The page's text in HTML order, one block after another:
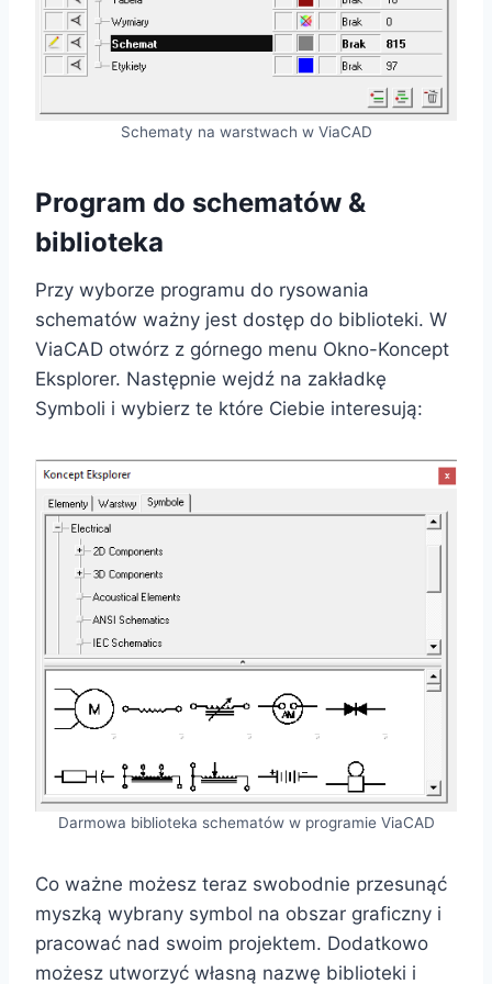
Schematy na warstwach w ViaCAD
Program do schematów &
biblioteka
Przy wyborze programu do rysowania
schematów ważny jest dostęp do biblioteki. W
ViaCAD otwórz z górnego menu Okno-Koncept
Eksplorer. Następnie wejdź na zakładkę
Symboli i wybierz te które Ciebie interesują:
Darmowa biblioteka schematów w programie ViaCAD
Co ważne możesz teraz swobodnie przesunąć
myszką wybrany symbol na obszar graficzny i
pracować nad swoim projektem. Dodatkowo
możesz utworzyć własną nazwę biblioteki i